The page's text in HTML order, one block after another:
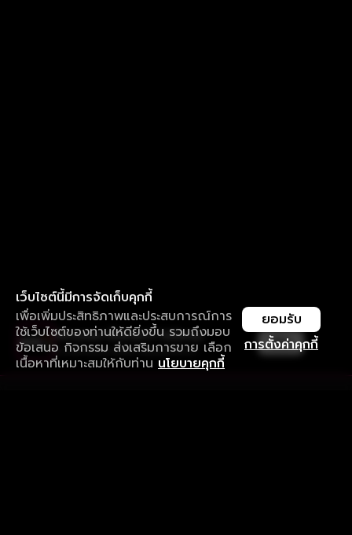
เว็บไซต์นี้มีการจัดเก็บคุกกี้
เพื่อเพิ่มประสิทธิภาพและประสบการณ์การ
ใช้เว็บไซต์ของท่านให้ดียิ่งขึ้น รวมถึงมอบ
ข้อเสนอ กิจกรรม ส่งเสริมการขาย เลือก
เนื้อหาที่เหมาะสมให้กับท่าน นโยบายคุกกี้
การตั้งค่าคุกกี้
ยอมรับ
ใช้งานแอป ลื่นไหลกว่า ไม่มีสะดุด
ดาวน์โหลดแอปเพื่อการรับชมที่ดีกว่า เปิด